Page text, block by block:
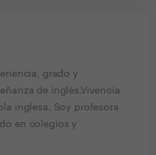
grado y
de inglés.Vivencia
inglesa. Soy profesora
en colegios y